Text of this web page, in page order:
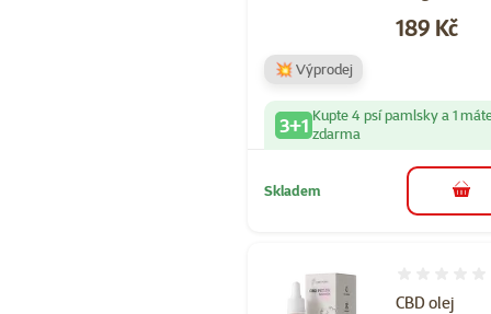
Cena
189 Kč
💥 Výprodej
3+1 Kupte 4 psí pamlsky a 1
zdarma
Skladem do
CBD olej